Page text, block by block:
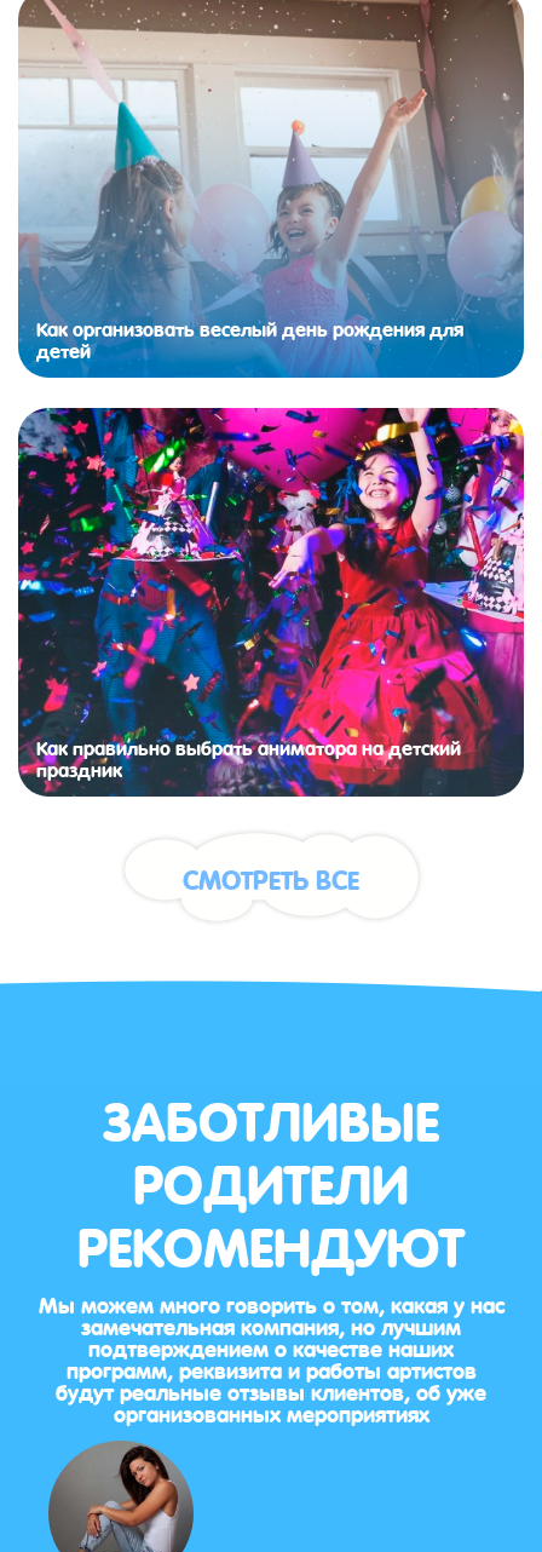
Как организовать веселый день рождения для
детей
Как правильно выбрать аниматора на детский
праздник
СМОТРЕТЬ ВСЕ
ЗАБОТЛИВЫЕ
РОДИТЕЛИ
РЕКОМЕНДУЮТ
Мы можем много говорить о том, какая у нас
замечательная компания, но лучшим
подтверждением о качестве наших
программ, реквизита и работы артистов
будут реальные отзывы клиентов, об уже
организованных мероприятиях